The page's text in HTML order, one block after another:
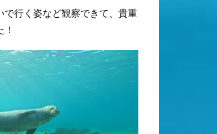
で行く姿など観察できて、貴重